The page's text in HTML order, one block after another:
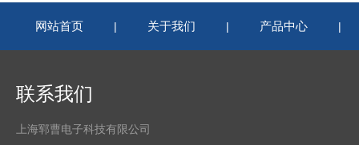
网站首页 | 关于我们 | 产品中心 |
联系我们
上海郓曹电子科技有限公司